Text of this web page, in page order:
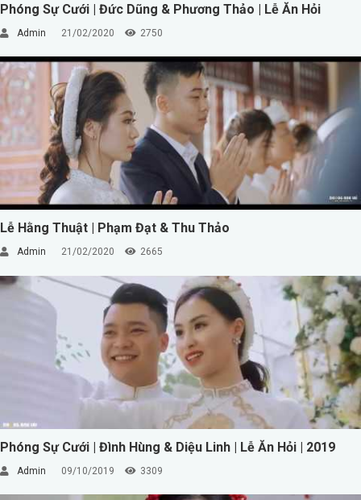
Phóng Sự Cưới | Đức Dũng & Phương Thảo | Lễ Ăn Hỏi
Admin 21/02/2020 2750
Lễ Hằng Thuật | Phạm Đạt & Thu Thảo
Admin 21/02/2020 2665
Phóng Sự Cưới | Đình Hùng & Diệu Linh | Lễ Ăn Hỏi | 2019
Admin 09/10/2019 3309